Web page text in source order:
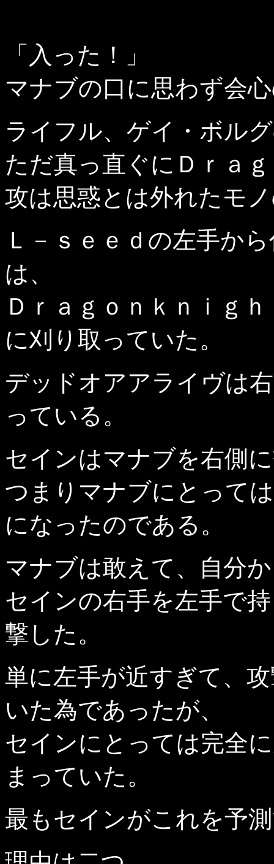
「入った！」
マナブの口に思わず会
ライフル、ゲイ・ボル
ただ真っ直ぐにＤｒａ
攻は思惑とは外れたモ
Ｌ－ｓｅｅｄの左手か
は、
Ｄｒａｇｏｎｋｎｉｇ
に刈り取っていた。
デッドオアアライヴは
っている。
セインはマナブを右側
つまりマナブにとって
になったのである。
マナブは敢えて、自分
セインの右手を左手で
撃した。
単に左手が近すぎて、
いた為であったが、
セインにとっては完全
まっていた。
最もセインがこれを予